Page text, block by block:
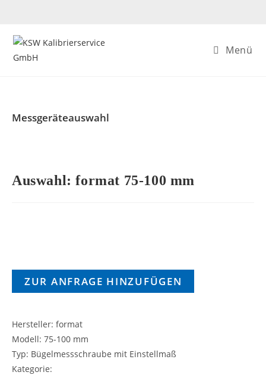
Menü
Messgeräteauswahl
Auswahl: format 75-100 mm
ZUR ANFRAGE HINZUFÜGEN
Hersteller: format
Modell: 75-100 mm
Typ: Bügelmessschraube mit Einstellmaß
Kategorie: